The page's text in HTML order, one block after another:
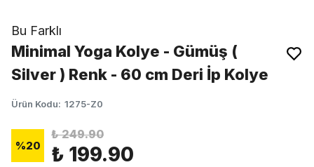
Bu Farklı
Minimal Yoga Kolye - Gümüş (
Silver ) Renk - 60 cm Deri İp Kolye
Ürün Kodu: 1275-Z0
%20
₺ 249.90
₺ 199.90